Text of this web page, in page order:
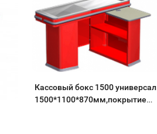
Кассовый бокс 1500 универсал
1500*1100*870мм,покрытие